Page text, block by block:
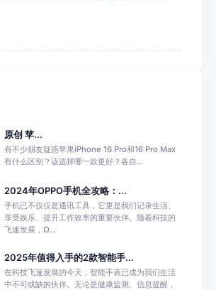
原创 苹...
有不少朋友疑惑苹果iPhone 16 Pro和16 Pro Max
有什么区别？该选择哪一款更好？各自...
2024年OPPO手机全攻略：...
手机已不仅仅是通讯工具，它更是我们记录生活、
享受娱乐、提升工作效率的重要伙伴。随着科技的
飞速发展，O...
2025年值得入手的2款智能手...
在科技飞速发展的今天，智能手表已成为我们生活
中不可或缺的伙伴。无论是健康监测、信息提醒，